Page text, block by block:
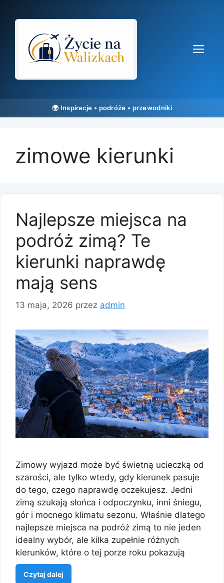
zimowe kierunki
Najlepsze miejsca na
podróż zimą? Te
kierunki naprawdę
mają sens
13 maja, 2026 przez admin
Zimowy wyjazd może być świetną ucieczką od
szarości, ale tylko wtedy, gdy kierunek pasuje
do tego, czego naprawdę oczekujesz. Jedni
zimą szukają słońca i odpoczynku, inni śniegu,
gór i mocnego klimatu sezonu. Właśnie dlatego
najlepsze miejsca na podróż zimą to nie jeden
idealny wybór, ale kilka zupełnie różnych
kierunków, które o tej porze roku pokazują
Czytaj dalej